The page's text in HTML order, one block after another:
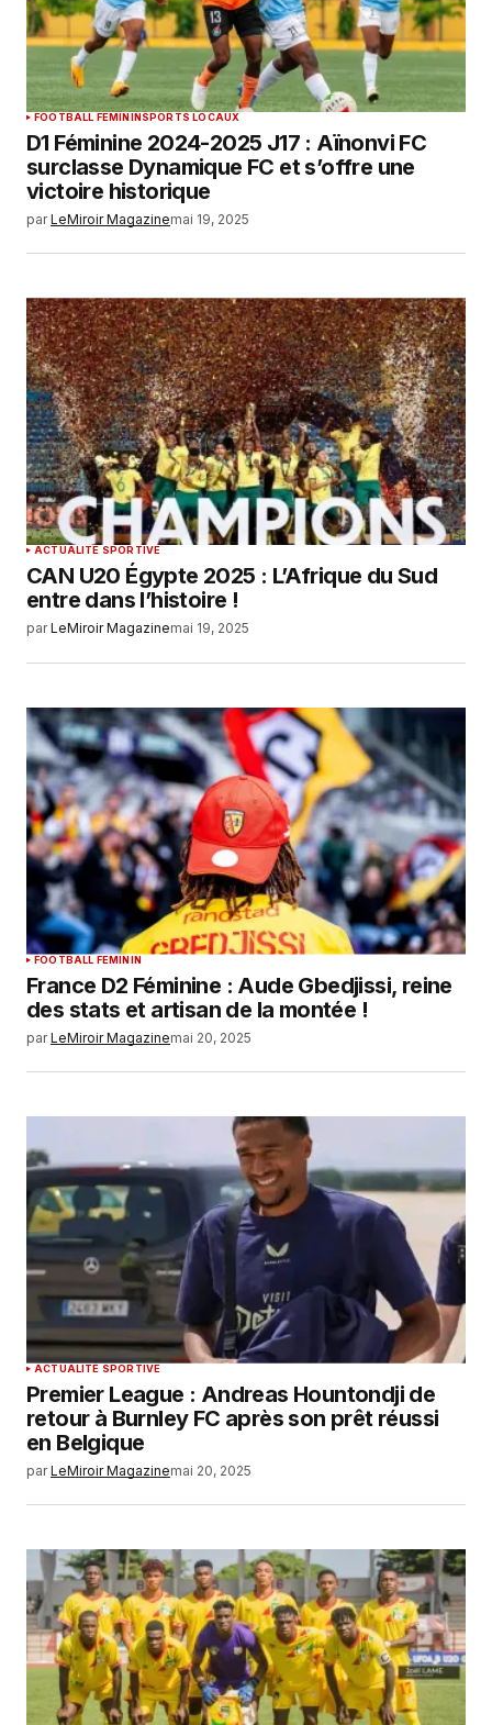
FOOTBALL FEMININSPORTS LOCAUX
D1 Féminine 2024-2025 J17 : Aïnonvi FC
surclasse Dynamique FC et s’offre une
victoire historique
par LeMiroir Magazinemai 19, 2025
ACTUALITÉ SPORTIVE
CAN U20 Égypte 2025 : L’Afrique du Sud
entre dans l’histoire !
par LeMiroir Magazinemai 19, 2025
FOOTBALL FEMININ
France D2 Féminine : Aude Gbedjissi, reine
des stats et artisan de la montée !
par LeMiroir Magazinemai 20, 2025
ACTUALITÉ SPORTIVE
Premier League : Andreas Hountondji de
retour à Burnley FC après son prêt réussi
en Belgique
par LeMiroir Magazinemai 20, 2025